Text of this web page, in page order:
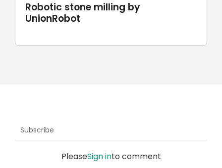
Robotic stone milling by
UnionRobot
Subscribe
PleaseSign into comment